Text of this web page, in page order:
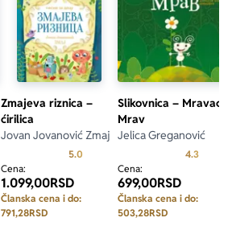
Zmajeva riznica –
ćirilica
Jovan Jovanović Zmaj
5.0 Prosecna ocena je 5.0 od 5
Cena:
1.099,00RSD
Članska cena i do:
791,28RSD
Slikovnica – Mravac
Mrav
Jelica Greganović
4.3
Cena:
699,00RSD
Članska cena i do:
503,28RSD